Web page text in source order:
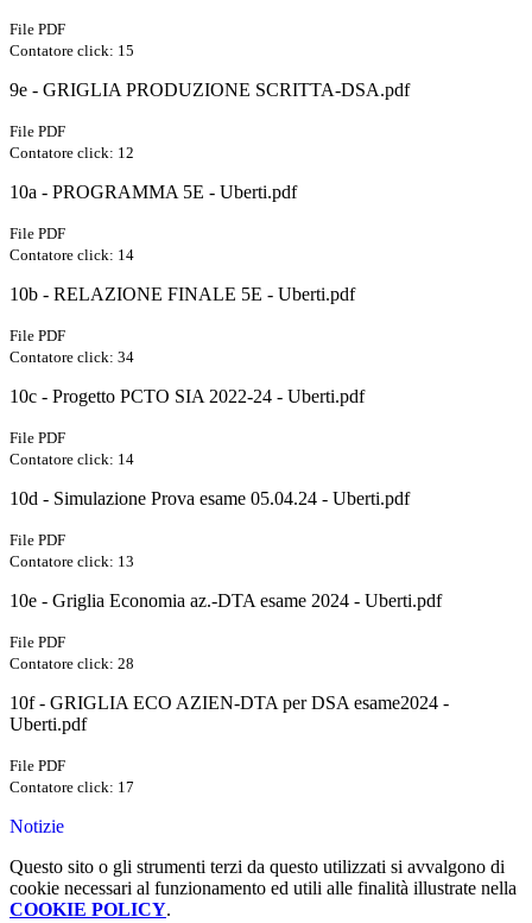
File PDF
Contatore click: 15
9e - GRIGLIA PRODUZIONE SCRITTA-DSA.pdf
File PDF
Contatore click: 12
10a - PROGRAMMA 5E - Uberti.pdf
File PDF
Contatore click: 14
10b - RELAZIONE FINALE 5E - Uberti.pdf
File PDF
Contatore click: 34
10c - Progetto PCTO SIA 2022-24 - Uberti.pdf
File PDF
Contatore click: 14
10d - Simulazione Prova esame 05.04.24 - Uberti.pdf
File PDF
Contatore click: 13
10e - Griglia Economia az.-DTA esame 2024 - Uberti.pdf
File PDF
Contatore click: 28
10f - GRIGLIA ECO AZIEN-DTA per DSA esame2024 -
Uberti.pdf
File PDF
Contatore click: 17
Notizie
Questo sito o gli strumenti terzi da questo utilizzati si avvalgono di
cookie necessari al funzionamento ed utili alle finalità illustrate nella
COOKIE POLICY.